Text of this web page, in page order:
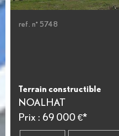
ref. n° 5748
Terrain constructible
NOALHAT
Prix : 69 000 €*